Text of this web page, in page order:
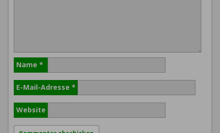
Name *
E-Mail-Adresse *
Website